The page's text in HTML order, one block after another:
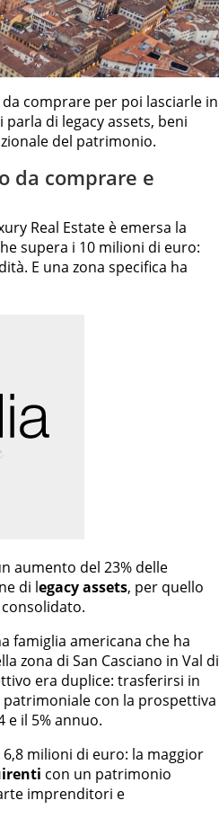
comprare per poi lasciarle in
di legacy assets, beni
del patrimonio.
da comprare e
Real Estate è emersa la
supera i 10 milioni di euro:
E una zona specifica ha
aumento del 23% delle
di legacy assets, per quello
famiglia americana che ha
zona di San Casciano in Val di
era duplice: trasferirsi in
con la prospettiva
e il 5% annuo.
milioni di euro: la maggior
con un patrimonio
imprenditori e